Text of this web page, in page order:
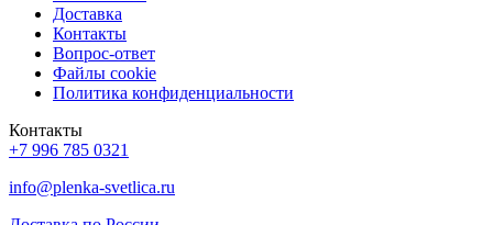
Доставка
Контакты
Вопрос-ответ
Файлы cookie
Политика конфиденциальности
Контакты
+7 996 785 0321
info@plenka-svetlica.ru